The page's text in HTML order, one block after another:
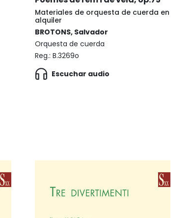
Materiales de orquesta de cuerda en
alquiler
BROTONS, Salvador
Orquesta de cuerda
Reg.: B.3269o
Escuchar audio